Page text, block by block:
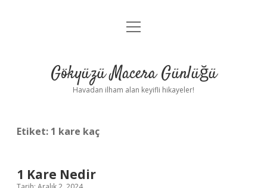
Anasayfa
Yasal Uyarı
menüyü
Gökyüzü Macera Günlüğü
Havadan ilham alan keyifli hikayeler!
Etiket: 1 kare kaç
1 Kare Nedir